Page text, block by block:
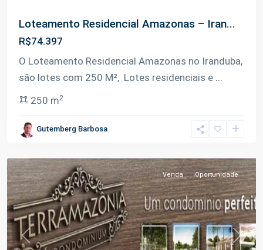
Loteamento Residencial Amazonas – Iran...
R$74.397
O Loteamento Residencial Amazonas no Iranduba,
são lotes com 250 M², Lotes residenciais e ...
250 m2
Gutemberg Barbosa
km
3
Urbano,
Previous Next
Venda Oportunidade